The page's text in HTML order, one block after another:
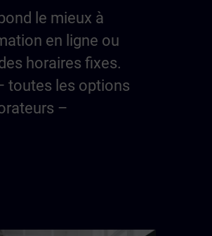
le mieux à
en ligne ou
horaires fixes.
toutes les options
–